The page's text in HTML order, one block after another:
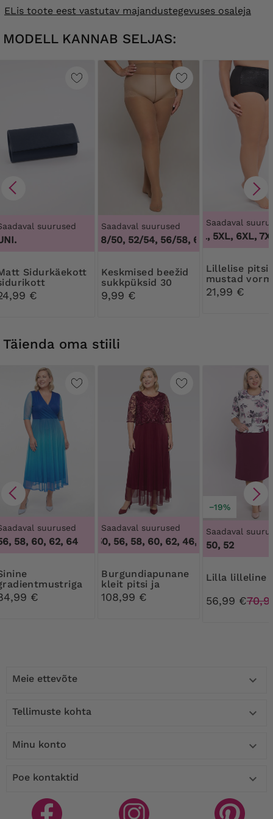
ELis toote eest vastutav majandustegevuses osaleja
MODELL KANNAB SELJAS:
suurused
€
Saadaval suurused
44/46, 48/50, 52/54, 56/58, 60/62,44/46,
Keskmised beežid
sukkpüksid 30
DEN Ribessa
9,99 €
Saadaval
3XL, 4XL, 5XL, 6XL,
Lillelise pitsiga
mustad
aluspüksid
21,99 €
Täienda oma stiili
suurused
58, 60, 62, 64
€
Saadaval suurused
46, 48, 50, 56, 58, 60, 62, 46, 48, 50, 56, 58,
Burgundiapunane
kleit pitsi ja
litritega
108,99 €
−19%
Saadaval
50, 52
Lilla lilleline
56,99 €
Meie ettevõte 
Tellimuste kohta 
Minu konto 
Poe kontaktid 